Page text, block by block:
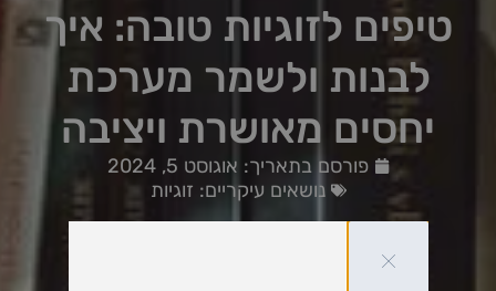
טיפים לזוגיות טובה: איך
לבנות ולשמר מערכת
יחסים מאושרת ויציבה
פורסם בתאריך: אוגוסט 5, 2024
נושאים עיקריים: זוגיות